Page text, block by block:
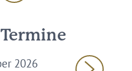
2026